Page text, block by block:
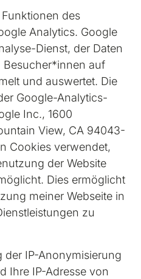
des
Analytics. Google
Dienst, der Daten
Besucher*innen auf
und auswertet. Die
Google-Analytics-
Inc., 1600
View, CA 94043-
Cookies verwendet,
der Website
Dies ermöglicht
meiner Webseite in
zu
der IP-Anonymisierung
Ihre IP-Adresse von